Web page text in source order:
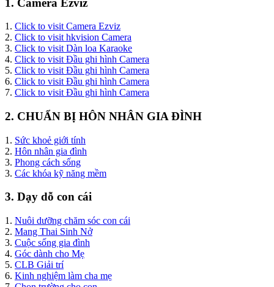
1. Click to visit Camera Ezviz
2. Click to visit hkvision Camera
3. Click to visit Dàn loa Karaoke
4. Click to visit Đầu ghi hình Camera
5. Click to visit Đầu ghi hình Camera
6. Click to visit Đầu ghi hình Camera
7. Click to visit Đầu ghi hình Camera
2. CHUẨN BỊ HÔN NHÂN GIA ĐÌNH
1. Sức khoẻ giới tính
2. Hôn nhân gia đình
3. Phong cách sống
3. Các khóa kỹ năng mềm
3. Dạy dỗ con cái
1. Nuôi dưỡng chăm sóc con cái
2. Mang Thai Sinh Nở
3. Cuộc sống gia đình
4. Góc dành cho Mẹ
5. CLB Giải trí
6. Kinh nghiệm làm cha mẹ